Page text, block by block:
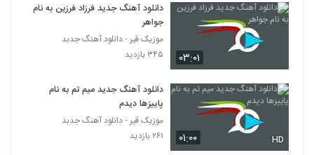
۰۳:۰۱
دانلود آهنگ جدید فرزاد فرزین به نام
جواهر
موزیک قیر - دانلود آهنگ جدبد
۳۴۵ بازدید
۰۱:۰۰ HD
دانلود آهنگ جدید میم تم به نام
پاییزها دیدم
موزیک قیر - دانلود آهنگ جدبد
۲۶۱ بازدید